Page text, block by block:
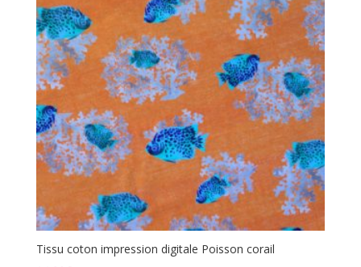
Tissu coton impression digitale Poisson corail